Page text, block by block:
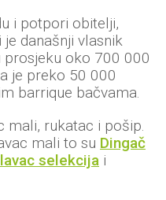
i potpori obitelji,
je današnji vlasnik
prosjeku oko 700 000
je preko 50 000
barrique bačvama.
mali, rukatac i pošip.
mali to su Dingač
selekcija i